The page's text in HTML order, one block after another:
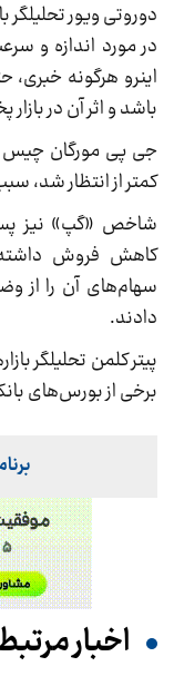
دوروتی ویور
در مورد اندازه و
اینرو هرگونه خبری،
باشد و اثر آن در
جی پی مورگان چیس
کمتر از انتظار شد،
شاخص «گپ» نیز پس
کاهش فروش
سهام‌های آن را از
دادند.
پیتر کلمن تحلیلگر
برخی از بورس‌های
اخبار